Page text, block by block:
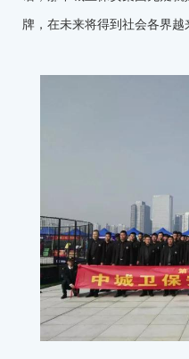
牌，在未来将得到社会各界越